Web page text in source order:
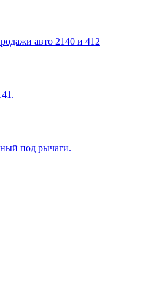
авто 2140 и 412
под рычаги.